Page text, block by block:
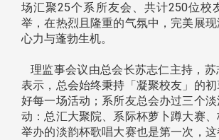
场汇聚25个系所友会、共计250位校
举，在热烈且隆重的气氛中，完美展
心力与蓬勃生机。
理监事会议由总会长苏志仁主持，苏
表示，总会始终秉持「凝聚校友」的
好每一场活动；系所友总会办过三个
动：总汇大聚院、系际杯萝卜蹲大赛
举办的淡韵杯歌唱大赛也是第一次，